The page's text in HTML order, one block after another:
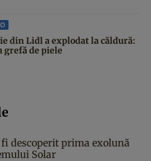
din Lidl a explodat la căldură:
grefă de piele
descoperit prima exolună
Solar